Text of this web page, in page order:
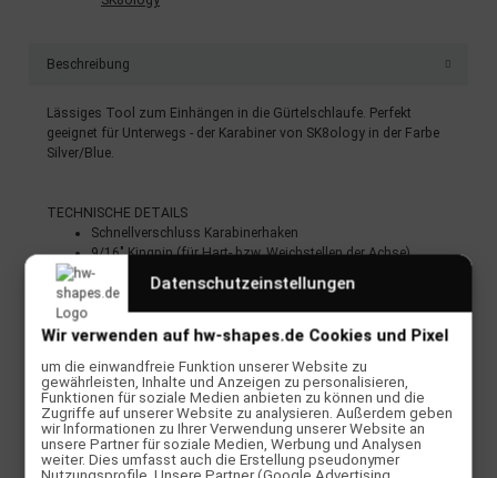
Beschreibung
Lässiges Tool zum Einhängen in die Gürtelschlaufe. Perfekt
geeignet für Unterwegs - der Karabiner von SK8ology in der Farbe
Silver/Blue.
TECHNISCHE DETAILS
Schnellverschluss Karabinerhaken
9/16" Kingpin (für Hart- bzw. Weichstellen der Achse)
1/2" Axle Nut (zum Montieren der Rollen)
3/8" Mounting Hardware (für die Deckmontage)
herausklappbarer Innensechskant /
Kreuzschlitzschraubendreher
Flaschenöffner
Gewicht: 54g
Datenschutzeinstellungen
Wir verwenden auf hw-shapes.de Cookies und Pixel
um die einwandfreie Funktion unserer Website zu
gewährleisten, Inhalte und Anzeigen zu personalisieren,
Funktionen für soziale Medien anbieten zu können und die
Zugriffe auf unserer Website zu analysieren. Außerdem geben
wir Informationen zu Ihrer Verwendung unserer Website an
unsere Partner für soziale Medien, Werbung und Analysen
weiter. Dies umfasst auch die Erstellung pseudonymer
Nutzungsprofile. Unsere Partner (Google Advertising